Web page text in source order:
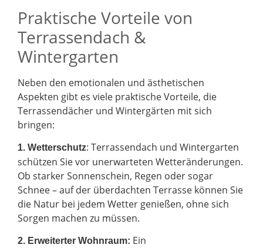
Praktische Vorteile von
Terrassendach &
Wintergarten
Neben den emotionalen und ästhetischen
Aspekten gibt es viele praktische Vorteile, die
Terrassendächer und Wintergärten mit sich
bringen:
1. Wetterschutz: Terrassendach und Wintergarten
schützen Sie vor unerwarteten Wetteränderungen.
Ob starker Sonnenschein, Regen oder sogar
Schnee – auf der überdachten Terrasse können Sie
die Natur bei jedem Wetter genießen, ohne sich
Sorgen machen zu müssen.
2. Erweiterter Wohnraum: Ein